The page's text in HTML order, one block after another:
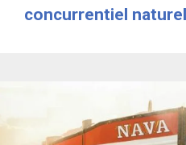
concurrentiel naturel